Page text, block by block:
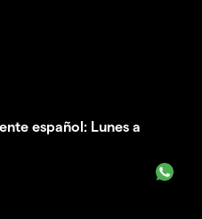
español: Lunes a